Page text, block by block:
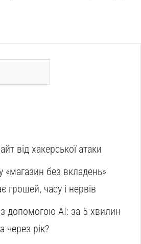
від хакерської атаки
без вкладень»
грошей, часу і нервів
допомогою AI: за 5 хвилин
через рік?